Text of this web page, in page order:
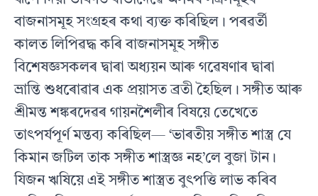
বাজনাসমূহ সংগ্ৰহৰ কথা ব্যক্ত কৰিছিল। পৰৱৰ্তী
কালত লিপিৱদ্ধ কৰি বাজনাসমূহ সঙ্গীত
বিশেষজ্ঞসকলৰ দ্বাৰা অধ্যয়ন আৰু গৱেষণাৰ দ্বাৰা
ভ্ৰান্তি শুধৰোৱাৰ এক প্ৰয়াসত ব্ৰতী হৈছিল। সঙ্গীত আৰু
শ্ৰীমন্ত শঙ্কৰদেৱৰ গায়নশৈলীৰ বিষয়ে তেখেতে
তাৎপৰ্যপূৰ্ণ মন্তব্য কৰিছিল— ‘ভাৰতীয় সঙ্গীত শাস্ত্ৰ যে
কিমান জটিল তাক সঙ্গীত শাস্ত্ৰজ্ঞ নহ’লে বুজা টান।
যিজন ঋষিয়ে এই সঙ্গীত শাস্ত্ৰত বুৎপত্তি লাভ কৰিব